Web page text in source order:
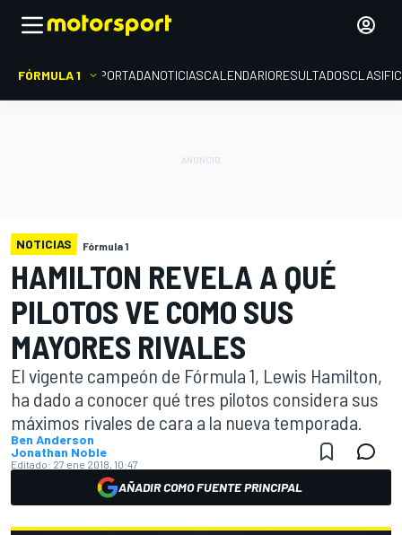
FÓRMULA 1 PORTADANOTICIASCALENDARIORESULTADOS
NOTICIAS Fórmula 1
HAMILTON REVELA A QUÉ
PILOTOS VE COMO SUS
MAYORES RIVALES
El vigente campeón de Fórmula 1, Lewis Hamilton,
ha dado a conocer qué tres pilotos considera sus
máximos rivales de cara a la nueva temporada.
Ben Anderson
Jonathan Noble
Editado: 27 ene 2018, 10:47
AÑADIR COMO FUENTE PRINCIPAL